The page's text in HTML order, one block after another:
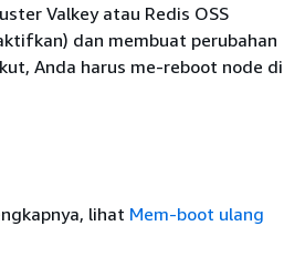
Valkey atau Redis OSS
dan membuat perubahan
Anda harus me-reboot node di
lihat Mem-boot ulang